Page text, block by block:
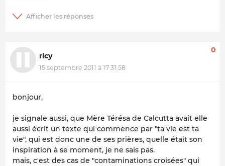
rlcy
15 septembre 2011 à 17:31:58
0
bonjour,
je signale aussi, que Mère Térésa de Calcutta avait elle
aussi écrit un texte qui commence par "ta vie est ta
vie", qui est donc une de ses prières, quelle était son
inspiration à se moment, je ne sais pas.
mais, c'est des cas de "contaminations croisées" qui